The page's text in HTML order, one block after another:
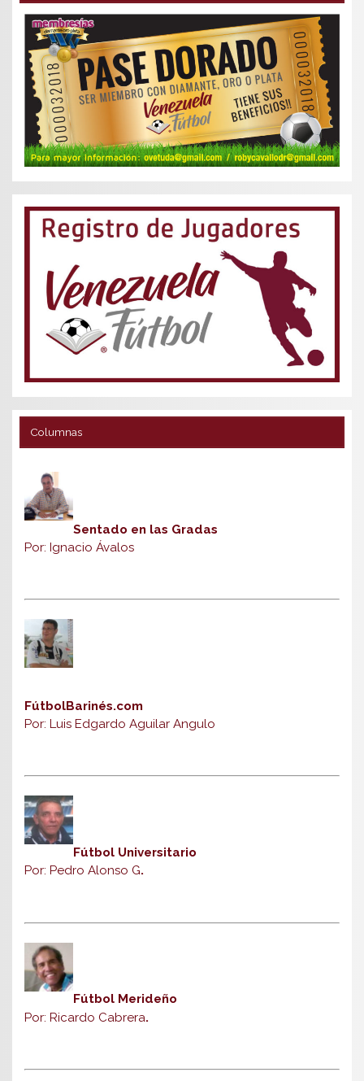
Columnas
Sentado en las Gradas
Por: Ignacio Ávalos
FútbolBarinés.com
Por: Luis Edgardo Aguilar Angulo
Fútbol Universitario
Por: Pedro Alonso G.
Fútbol Merideño
Por: Ricardo Cabrera.